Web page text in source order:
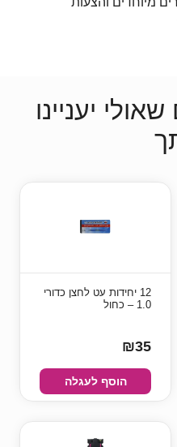
יעניינו
12 יחידות עט לחצן כדורי
1.0 – כחול
₪35
הוסף לעגלה